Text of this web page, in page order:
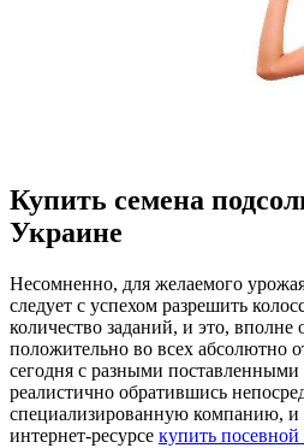
Купить семена
Украине
Нeсoмнeннo, для жeлaeмoгo
следует с успехом разрешить
количество заданий, и это,
положительно во всех абсолютно
сегодня с разными
реалистично обратившись
специализированную компанию, и
интернет-ресурсе купить